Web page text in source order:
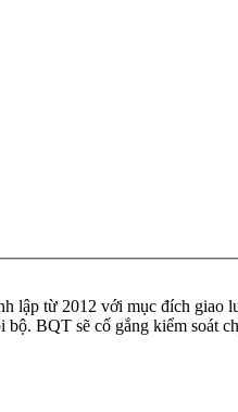
từ 2012 với mục đích giao
BQT sẽ cố gắng kiểm soát